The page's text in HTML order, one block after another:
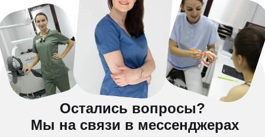
Остались вопросы?
Мы на связи в мессенджерах